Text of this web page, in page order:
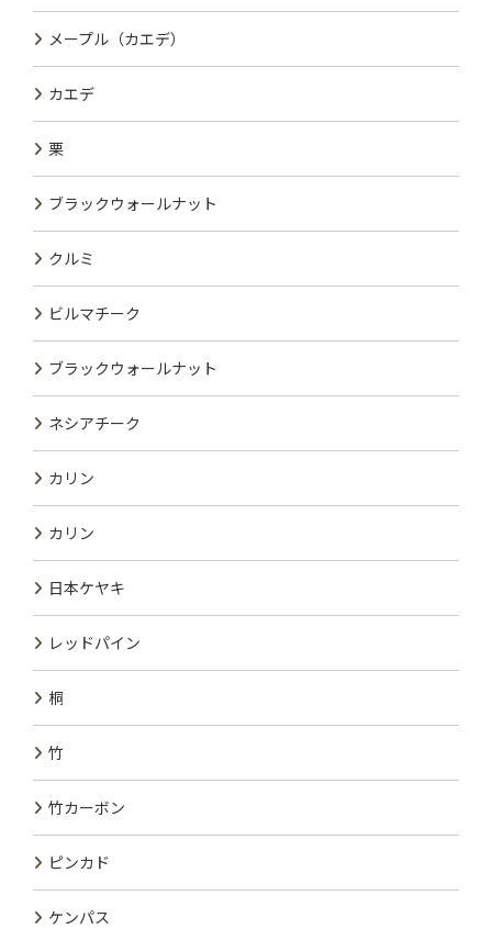
メープル（カエデ）
カエデ
栗
ブラックウォールナット
クルミ
ビルマチーク
ブラックウォールナット
ネシアチーク
カリン
カリン
日本ケヤキ
レッドパイン
桐
竹
竹カーボン
ピンカド
ケンパス